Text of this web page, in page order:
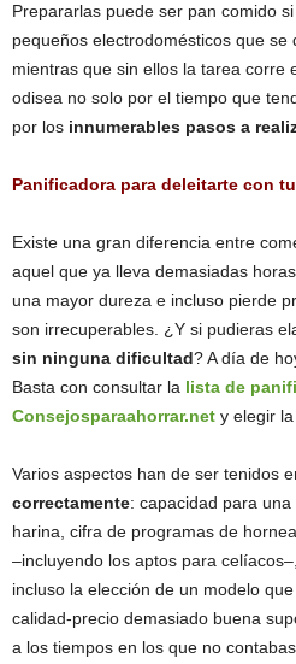
Prepararlas puede ser pan comido
pequeños electrodomésticos que se
mientras que sin ellos la tarea corre
odisea no solo por el tiempo que
por los innumerables pasos a
Panificadora para deleitarte con
Existe una gran diferencia entre
aquel que ya lleva demasiadas
una mayor dureza e incluso pierde
son irrecuperables. ¿Y si pudieras
sin ninguna dificultad? A día de
Basta con consultar la lista de
Consejosparaahorrar.net y elegir la
Varios aspectos han de ser tenidos
correctamente: capacidad para
harina, cifra de programas de
–incluyendo los aptos para
incluso la elección de un modelo
calidad-precio demasiado buena
a los tiempos en los que no